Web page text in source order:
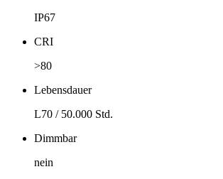
IP67
CRI
>80
Lebensdauer
L70 / 50.000 Std.
Dimmbar
nein